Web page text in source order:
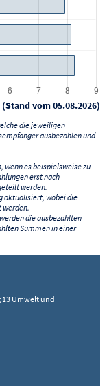
vom 05.08.2026)
die jeweiligen
ausbezahlen und
wenn es beispielsweise zu
erst nach
werden.
aktualisiert, wobei die
werden.
die ausbezahlten
Summen in einer
Umwelt und